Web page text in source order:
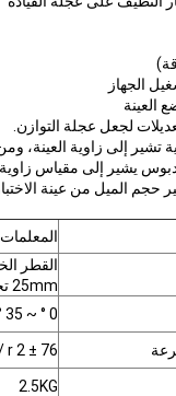
الجهاز
المعلمات
25mm تحبب 36 #
0 ° ~ 35 ° قابل للتعديل
76 ± 2 r / مين
2.5KG